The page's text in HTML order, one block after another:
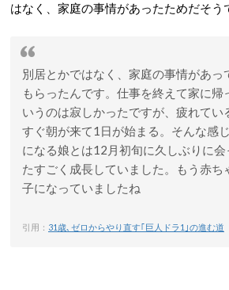
はなく、家庭の事情があったためだそう
別居とかではなく、家庭の事情があっ
もらったんです。仕事を終えて家に帰
いうのは寂しかったですが、疲れてい
すぐ朝が来て1日が始まる。そんな感
になる娘とは12月初旬に久しぶりに会
たすごく成長していました。もう赤ち
子になっていましたね
引用： 31歳､ゼロからやり直す｢巨人ドラ1｣の進む道